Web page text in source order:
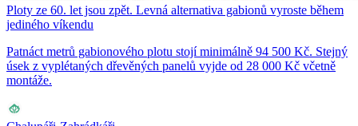
Ploty ze 60. let jsou zpět. Levná alternativa gabionů vyroste během
jediného víkendu
Patnáct metrů gabionového plotu stojí minimálně 94 500 Kč. Stejný
úsek z vyplétaných dřevěných panelů vyjde od 28 000 Kč včetně
montáže.